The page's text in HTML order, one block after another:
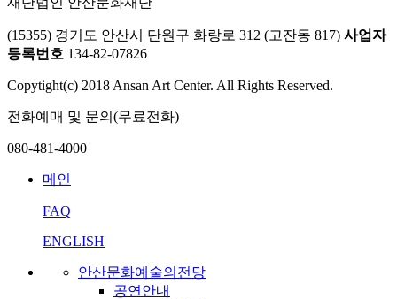
(15355) 경기도 안산시 단원구 화랑로 312 (고잔동 817) 사업자
등록번호 134-82-07826
Copytight(c) 2018 Ansan Art Center. All Rights Reserved.
전화예매 및 문의(무료전화)
080-481-4000
메인
FAQ
ENGLISH
안산문화예술의전당
공연안내